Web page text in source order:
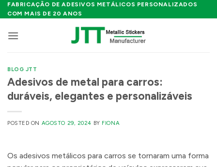
Skip
to
FABRICAÇÃO DE ADESIVOS METÁLICOS PERSONALIZADOS
COM MAIS DE 20 ANOS
BLOG JTT
Adesivos de metal para carros:
duráveis, elegantes e personalizáveis
POSTED ON AGOSTO 29, 2024 BY FIONA
Os adesivos metálicos para carros se tornaram uma forma